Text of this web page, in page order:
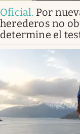
Oficial. Por
herederos no
determine el